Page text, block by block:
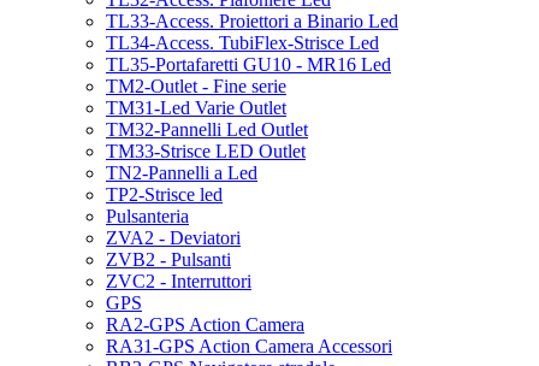
TL33-Access. Proiettori a Binario Led
TL34-Access. TubiFlex-Strisce Led
TL35-Portafaretti GU10 - MR16 Led
TM2-Outlet - Fine serie
TM31-Led Varie Outlet
TM32-Pannelli Led Outlet
TM33-Strisce LED Outlet
TN2-Pannelli a Led
TP2-Strisce led
Pulsanteria
ZVA2 - Deviatori
ZVB2 - Pulsanti
ZVC2 - Interruttori
GPS
RA2-GPS Action Camera
RA31-GPS Action Camera Accessori